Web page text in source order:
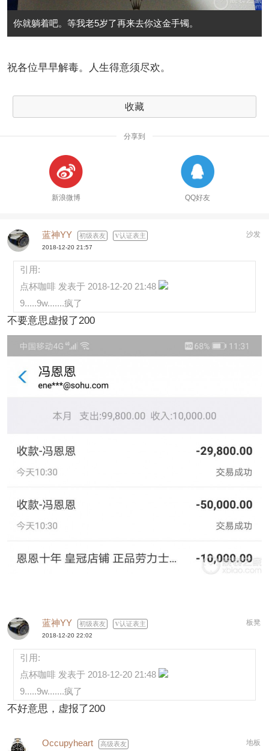
你就躺着吧。等我老5岁了再来去你这金手镯。
祝各位早早解毒。人生得意须尽欢。
收藏
分享到
新浪微博 QQ好友
蓝神YY 初级表友 认证表主 沙发
2018-12-20 21:57
引用:
点杯咖啡 发表于 2018-12-20 21:48
9.....9w.......疯了
不要意思虚报了200
蓝神YY 初级表友 认证表主 板凳
2018-12-20 22:02
引用:
点杯咖啡 发表于 2018-12-20 21:48
9.....9w.......疯了
不好意思，虚报了200
Occupyheart 高级表友 地板